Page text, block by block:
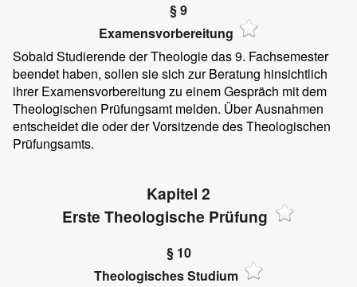
§ 9
Examensvorbereitung
Sobald Studierende der Theologie das 9. Fachsemester
beendet haben, sollen sie sich zur Beratung hinsichtlich
ihrer Examensvorbereitung zu einem Gespräch mit dem
Theologischen Prüfungsamt melden. Über Ausnahmen
entscheidet die oder der Vorsitzende des Theologischen
Prüfungsamts.
Kapitel 2
Erste Theologische Prüfung
§ 10
Theologisches Studium